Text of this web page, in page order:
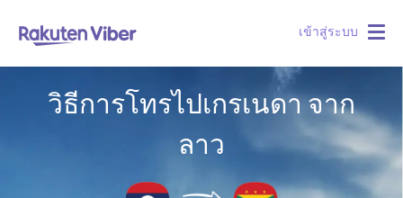
เข้าสู่ระบบ
วิธีการโทรไปเกรเนดา จาก
ลาว